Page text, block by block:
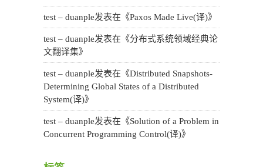
test – duanple发表在《Paxos Made Live(译)》
test – duanple发表在《分布式系统领域经典论
文翻译集》
test – duanple发表在《Distributed Snapshots-
Determining Global States of a Distributed
System(译)》
test – duanple发表在《Solution of a Problem in
Concurrent Programming Control(译)》